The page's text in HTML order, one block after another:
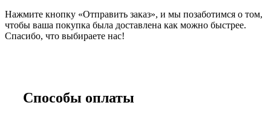
Нажмите кнопку «Отправить заказ», и мы позаботимся о том,
чтобы ваша покупка была доставлена как можно быстрее.
Спасибо, что выбираете нас!
Способы оплаты